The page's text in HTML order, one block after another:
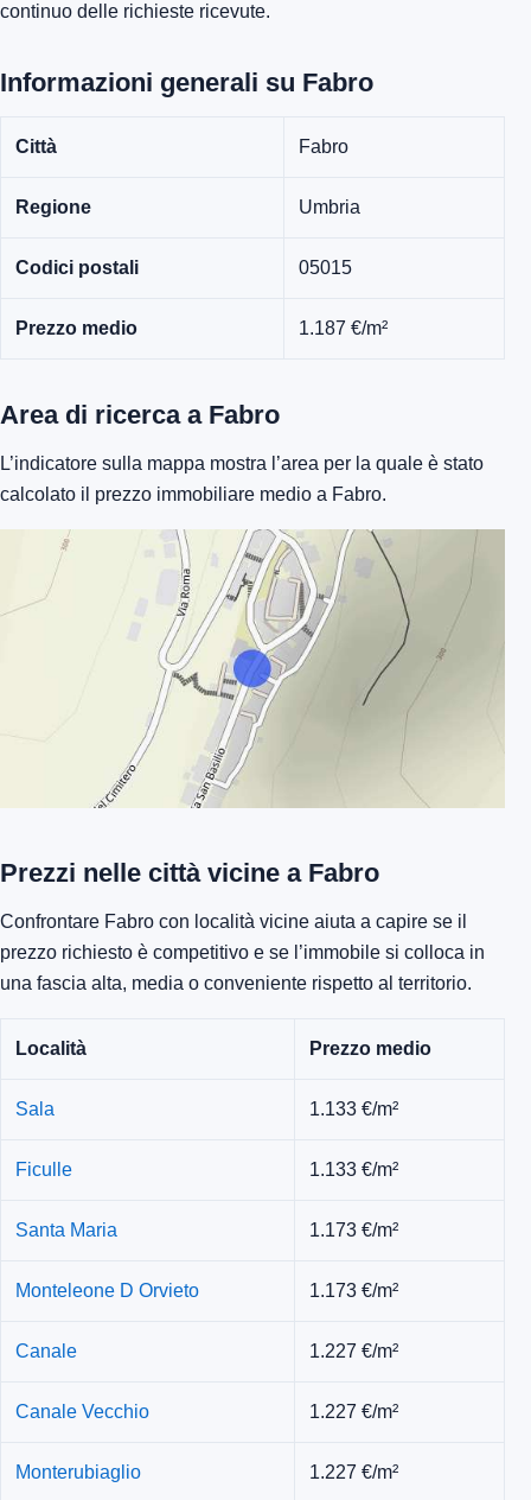
continuo delle richieste ricevute.
Informazioni generali su Fabro
Città Fabro
Regione Umbria
Codici postali 05015
Prezzo medio 1.187 €/m²
Area di ricerca a Fabro
L’indicatore sulla mappa mostra l’area per la quale è stato
calcolato il prezzo immobiliare medio a Fabro.
Prezzi nelle città vicine a Fabro
Confrontare Fabro con località vicine aiuta a capire se il
prezzo richiesto è competitivo e se l’immobile si colloca in
una fascia alta, media o conveniente rispetto al territorio.
Località Prezzo medio
Sala 1.133 €/m²
Ficulle 1.133 €/m²
Santa Maria 1.173 €/m²
Monteleone D Orvieto 1.173 €/m²
Canale 1.227 €/m²
Canale Vecchio 1.227 €/m²
Monterubiaglio 1.227 €/m²